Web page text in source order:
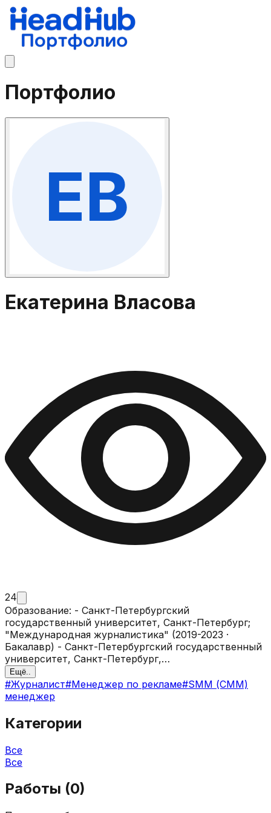
Портфолио
Екатерина Власова
24
Образование: - Санкт-Петербургский
государственный университет, Санкт-Петербург;
"Международная журналистика" (2019-2023 ·
Бакалавр) - Санкт-Петербургский государственный
университет, Санкт-Петербург,
"Медиакоммуникации" (2023-2025 · Магистр)
Целеустремленная, творческая и внимательная.
Ненавижу стоять на месте. Умею выстраивать
людьми. С уважением принимаю конструктивную
критику. Ответственно подхожу к выполнению
качественно. Обладаю навыками создания контент-
планов, стратегий продвижения. Умею слушать и
продакшном для брендов и экспертов, писала
Ещё..
#Журналист#Менеджер по рекламе#SMM (СММ)
менеджер
Категории
Все
Все
Работы (0)